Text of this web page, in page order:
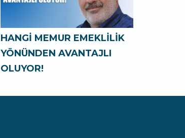
HANGİ MEMUR EMEKLİLİK
YÖNÜNDEN AVANTAJLI
OLUYOR!